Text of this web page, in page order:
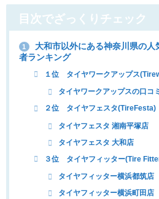
目次でざっくりチェック
1
大和市以外にある神奈川県の
者ランキング
１位 タイヤワークアップス
タイヤワークアップスの口コ
２位 タイヤフェスタ(TireFesta)
タイヤフェスタ 湘南平塚店
タイヤフェスタ 大和店
３位 タイヤフィッター(Tire
タイヤフィッター横浜都筑店
タイヤフィッター横浜町田店